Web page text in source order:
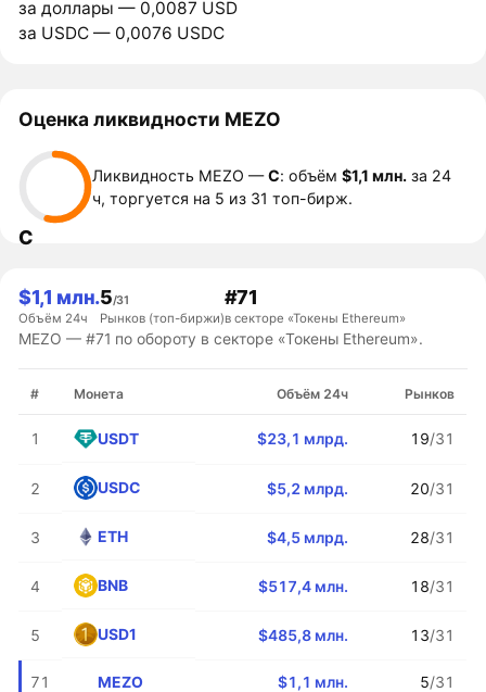
за доллары — 0,0087 USD
за USDC — 0,0076 USDC
Оценка ликвидности MEZO
C
Ликвидность MEZO —C: объём$1,1 млн. за 24
ч, торгуется на 5 из 31 топ-бирж.
$1,1 млн.
Объём 24ч
5/31
Рынков (топ-биржи)
#71
в секторе «Токены Ethereum»
MEZO — #71 по обороту в секторе «Токены Ethereum».
# Монета Объём 24ч Рынков
1 USDT $23,1 млрд. 19/31
2 USDC $5,2 млрд. 20/31
3 ETH $4,5 млрд. 28/31
4 BNB $517,4 млн. 18/31
5 USD1 $485,8 млн. 13/31
71 MEZO $1,1 млн. 5/31